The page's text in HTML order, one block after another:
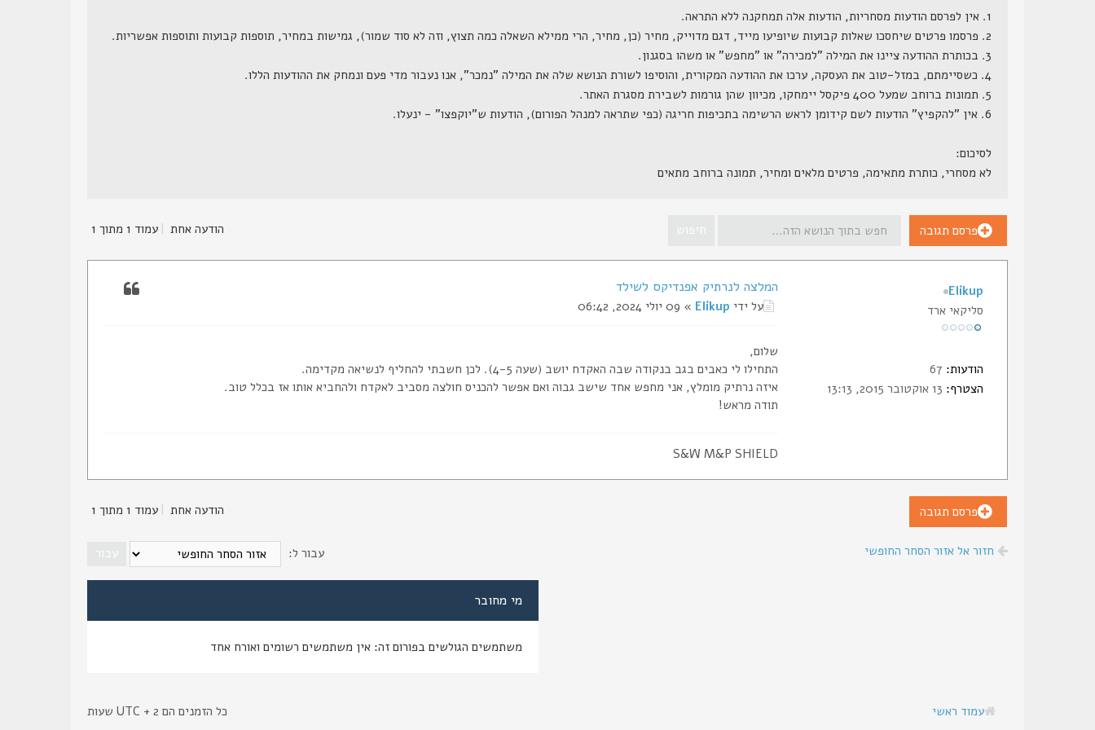
1. אין לפרסם הודעות מסחריות, הודעות אלה תמחקנה ללא התראה.
2. פרסמו פרטים שיחסכו שאלות קבועות שיופיעו מייד, דגם מדוייק, מחיר (כן, מחיר, הרי ממילא השאלה כמה תצוץ, וזה לא סוד שמור), גמישות במחיר, תוספות קבועות ותוספות אפשריות.
3. בכותרת ההודעה ציינו את המילה "למכירה" או "מחפש" או משהו בסגנון.
4. כשסיימתם, במזל-טוב את העסקה, ערכו את ההודעה המקורית, והוסיפו לשורת הנושא שלה את המילה "נמכר", אנו נעבור מדי פעם ונמחק את ההודעות הללו.
5. תמונות ברוחב שמעל 400 פיקסל יימחקו, מכיוון שהן גורמות לשבירת מסגרת האתר.
6. אין "להקפיץ" הודעות לשם קידומן לראש הרשימה בתכיפות חריגה (כפי שתראה למנהל הפורום), הודעות ש"יוקפצו" - ינעלו.
לסיכום:
לא מסחרי, כותרת מתאימה, פרטים מלאים ומחיר, תמונה ברוחב מתאים
פרסם תגובה הודעה אחת | עמוד 1 מתוך 1
המלצה לנרתיק אפנדיקס לשילד
על ידי Elikup » 09 יולי 2024, 06:42
שלום,
התחילו לי כאבים בגב בנקודה שבה האקדח יושב (שעה 4-5). לכן חשבתי להחליף לנשיאה מקדימה.
איזה נרתיק מומלץ, אני מחפש אחד שישב גבוה ואם אפשר להכניס חולצה מסביב לאקדח ולהחביא אותו אז בכלל טוב.
תודה מראש!
S&W M&P SHIELD
Elikup
סליקאי ארד
הודעות:
הצטרף:
פרסם תגובה הודעה אחת עמוד 1 מתוך 1
חזור אל אזור הסחר החופשי עבור ל:
מי מחובר
משתמשים הגולשים בפורום זה: אין משתמשים רשומים ואורח אחד
עמוד ראשי כל הזמנים הם UTC + 2 שעות